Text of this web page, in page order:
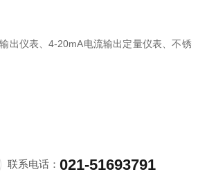
出仪表、4-20mA电流输出定量仪表、不锈
联系电话：021-51693791